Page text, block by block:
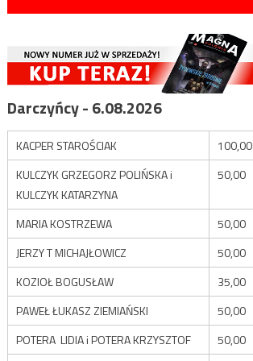
Darczyńcy - 6.08.2026
KACPER STAROŚCIAK
100,00
KULCZYK GRZEGORZ POLIŃSKA i
KULCZYK KATARZYNA
50,00
MARIA KOSTRZEWA
50,00
JERZY T MICHAJŁOWICZ
50,00
KOZIOŁ BOGUSŁAW
35,00
PAWEŁ ŁUKASZ ZIEMIAŃSKI
50,00
POTERA LIDIA i POTERA KRZYSZTOF
50,00